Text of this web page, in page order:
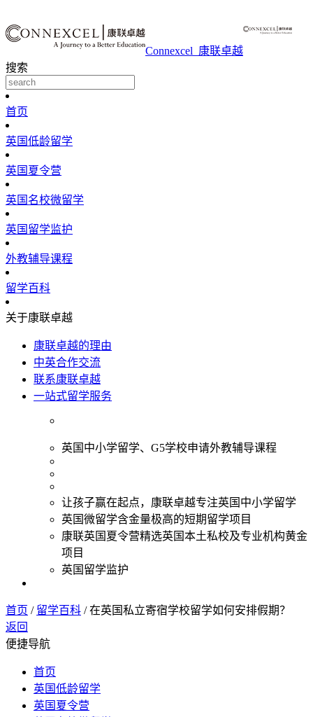
Connexcel_康联卓越
搜索
首页
英国低龄留学
英国夏令营
英国名校微留学
英国留学监护
外教辅导课程
留学百科
关于康联卓越
康联卓越的理由
中英合作交流
联系康联卓越
一站式留学服务
英国中小学留学、G5学校申请外教辅导课程
让孩子赢在起点，康联卓越专注英国中小学留学
英国微留学含金量极高的短期留学项目
康联英国夏令营精选英国本土私校及专业机构黄金
项目
英国留学监护
首页 / 留学百科 /在英国私立寄宿学校留学如何安排假期？
返回
便捷导航
首页
英国低龄留学
英国夏令营